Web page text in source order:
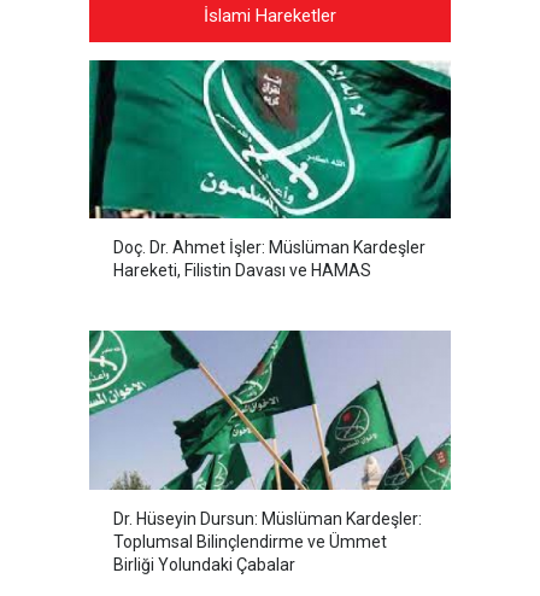
İslami Hareketler
Doç. Dr. Ahmet İşler: Müslüman Kardeşler
Hareketi, Filistin Davası ve HAMAS
Dr. Hüseyin Dursun: Müslüman Kardeşler:
Toplumsal Bilinçlendirme ve Ümmet
Birliği Yolundaki Çabalar